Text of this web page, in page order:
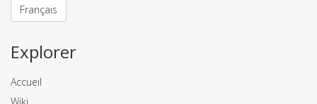
Français
Explorer
Accueil
Wiki